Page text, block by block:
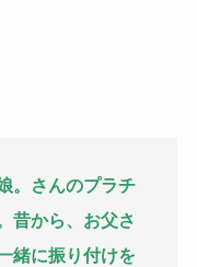
。さんのプラチ
昔から、お父さ
緒に振り付けを